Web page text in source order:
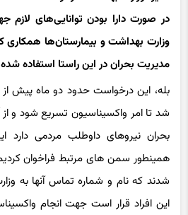
در صورت دارا بودن توانایی‌های لازم
وزارت بهداشت و بیمارستان‌ها همکاری
مدیریت بحران در این راستا استفاده
بله، این درخواست حدود دو ماه پیش
شد تا امر واکسیناسیون تسریع شود و
بحران نیروهای داوطلب مردمی دارد
شدند که نام و شماره تماس آنها به
این افراد قرار است جهت انجام